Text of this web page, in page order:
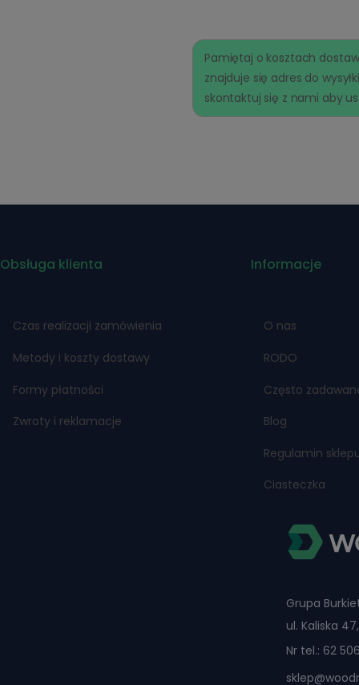
Pamiętaj o kosztach
znajduje się adres do
skontaktuj się z nami aby
Obsługa klienta
Czas realizacji zamówienia
Metody i koszty dostawy
Formy płatności
Zwroty i reklamacje
Informacje
O nas
RODO
Często
Blog
Regulamin
Ciasteczka
Grupa
ul. Kaliska
Nr tel.: 62